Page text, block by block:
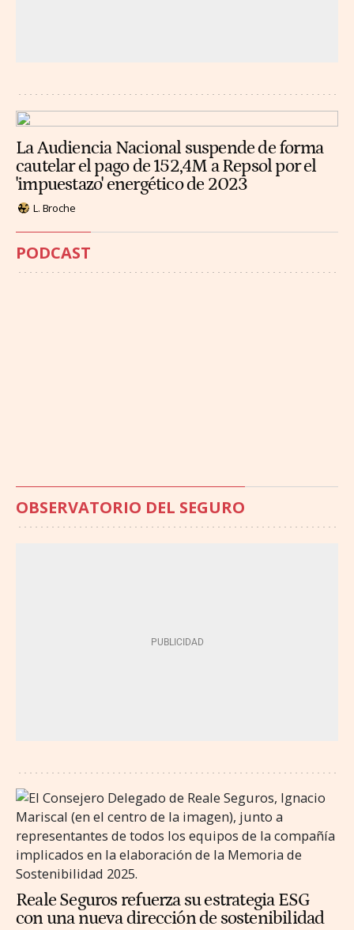
La Audiencia Nacional suspende de forma
cautelar el pago de 152,4M a Repsol por el
'impuestazo' energético de 2023
L. Broche
PODCAST
OBSERVATORIO DEL SEGURO
Reale Seguros refuerza su estrategia ESG
con una nueva dirección de sostenibilidad